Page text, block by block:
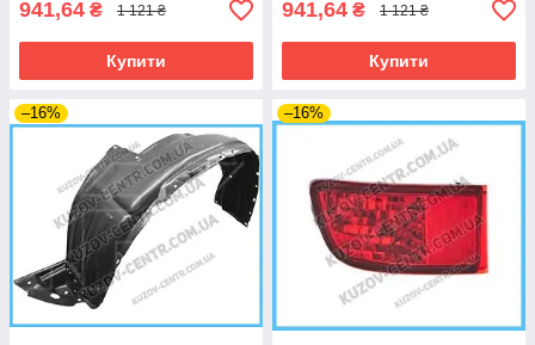
941,64 ₴ 1 121 ₴
Купити
941,64 ₴ 1 121 ₴
Купити
–16% –16%